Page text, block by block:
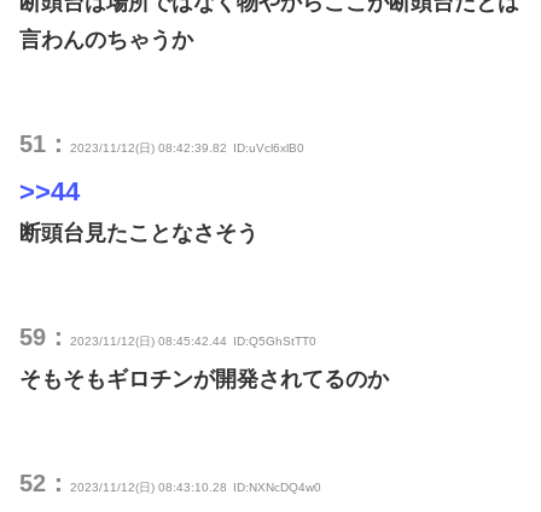
言わんのちゃうか
51： 2023/11/12(日) 08:42:39.82 ID:uVcl6xlB0
>>44
断頭台見たことなさそう
59： 2023/11/12(日) 08:45:42.44 ID:Q5GhStTT0
そもそもギロチンが開発されてるのか
52： 2023/11/12(日) 08:43:10.28 ID:NXNcDQ4w0